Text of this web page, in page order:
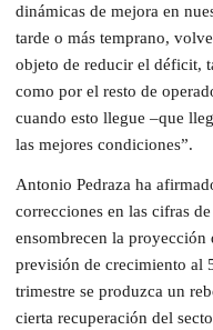
dinámicas de mejora en
tarde o más temprano,
objeto de reducir el déficit,
como por el resto de
cuando esto llegue –que
las mejores condiciones”.
Antonio Pedraza ha
correcciones en las cifras
ensombrecen la proyección
previsión de crecimiento al
trimestre se produzca un
cierta recuperación del